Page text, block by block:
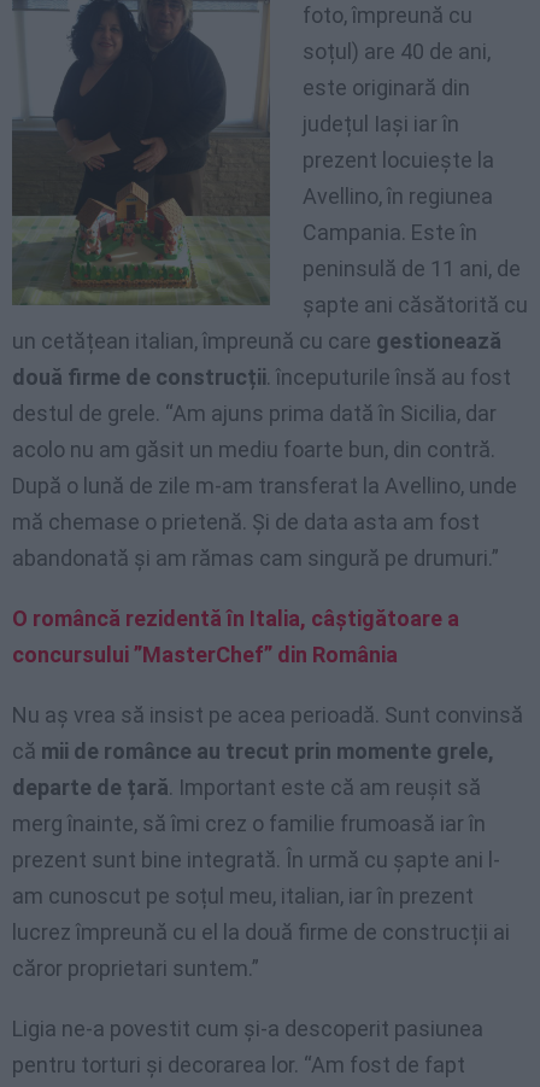
foto, împreună cu
soțul) are 40 de ani,
este originară din
județul Iași iar în
prezent locuiește la
Avellino, în regiunea
Campania. Este în
peninsulă de 11 ani, de
șapte ani căsătorită cu
un cetățean italian, împreună cu care gestionează
două firme de construcții. începuturile însă au fost
destul de grele. “Am ajuns prima dată în Sicilia, dar
acolo nu am găsit un mediu foarte bun, din contră.
După o lună de zile m-am transferat la Avellino, unde
mă chemase o prietenă. Și de data asta am fost
abandonată și am rămas cam singură pe drumuri.”
O româncă rezidentă în Italia, câștigătoare a
concursului ”MasterChef” din România
Nu aș vrea să insist pe acea perioadă. Sunt convinsă
că mii de românce au trecut prin momente grele,
departe de țară. Important este că am reușit să
merg înainte, să îmi crez o familie frumoasă iar în
prezent sunt bine integrată. În urmă cu șapte ani l-
am cunoscut pe soțul meu, italian, iar în prezent
lucrez împreună cu el la două firme de construcții ai
căror proprietari suntem.”
Ligia ne-a povestit cum și-a descoperit pasiunea
pentru torturi și decorarea lor. “Am fost de fapt